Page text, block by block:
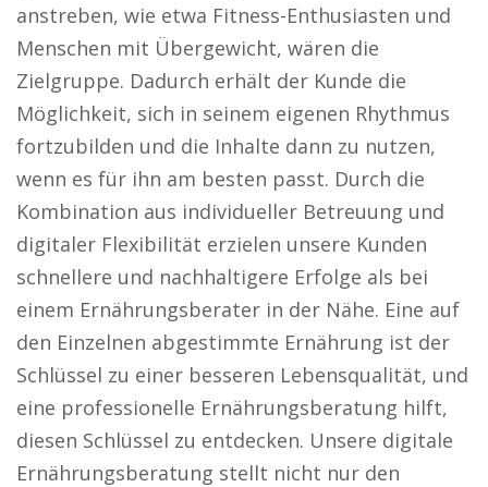
anstreben, wie etwa Fitness-Enthusiasten und
Menschen mit Übergewicht, wären die
Zielgruppe. Dadurch erhält der Kunde die
Möglichkeit, sich in seinem eigenen Rhythmus
fortzubilden und die Inhalte dann zu nutzen,
wenn es für ihn am besten passt. Durch die
Kombination aus individueller Betreuung und
digitaler Flexibilität erzielen unsere Kunden
schnellere und nachhaltigere Erfolge als bei
einem Ernährungsberater in der Nähe. Eine auf
den Einzelnen abgestimmte Ernährung ist der
Schlüssel zu einer besseren Lebensqualität, und
eine professionelle Ernährungsberatung hilft,
diesen Schlüssel zu entdecken. Unsere digitale
Ernährungsberatung stellt nicht nur den